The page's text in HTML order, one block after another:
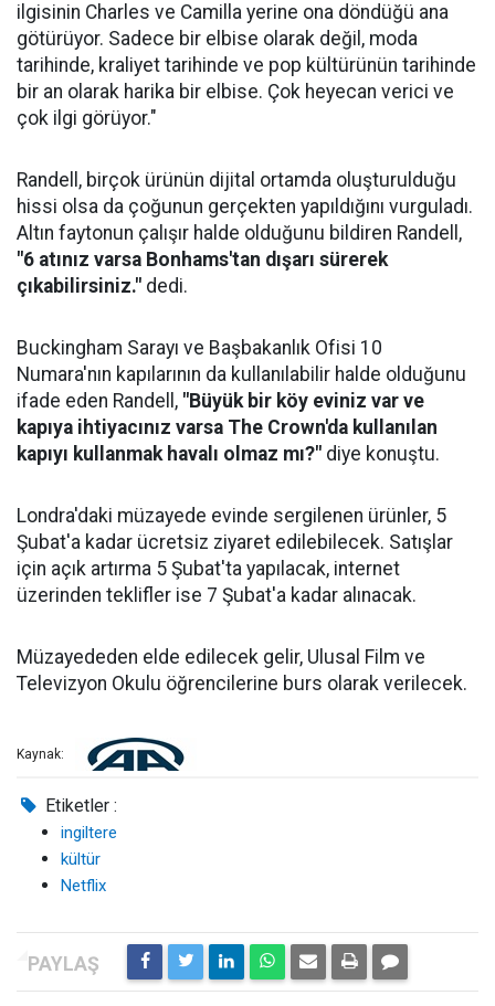
ilgisinin Charles ve Camilla yerine ona döndüğü ana
götürüyor. Sadece bir elbise olarak değil, moda
tarihinde, kraliyet tarihinde ve pop kültürünün tarihinde
bir an olarak harika bir elbise. Çok heyecan verici ve
çok ilgi görüyor."
Randell, birçok ürünün dijital ortamda oluşturulduğu
hissi olsa da çoğunun gerçekten yapıldığını vurguladı.
Altın faytonun çalışır halde olduğunu bildiren Randell,
"6 atınız varsa Bonhams'tan dışarı sürerek
çıkabilirsiniz." dedi.
Buckingham Sarayı ve Başbakanlık Ofisi 10
Numara'nın kapılarının da kullanılabilir halde olduğunu
ifade eden Randell, "Büyük bir köy eviniz var ve
kapıya ihtiyacınız varsa The Crown'da kullanılan
kapıyı kullanmak havalı olmaz mı?" diye konuştu.
Londra'daki müzayede evinde sergilenen ürünler, 5
Şubat'a kadar ücretsiz ziyaret edilebilecek. Satışlar
için açık artırma 5 Şubat'ta yapılacak, internet
üzerinden teklifler ise 7 Şubat'a kadar alınacak.
Müzayededen elde edilecek gelir, Ulusal Film ve
Televizyon Okulu öğrencilerine burs olarak verilecek.
Kaynak:
Etiketler :
ingiltere
kültür
Netflix